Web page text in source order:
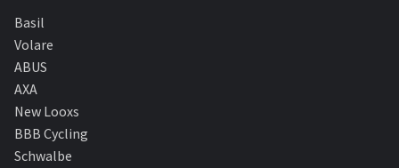
BBB Cycling
Schwalbe
Voltano
Shimano
Basil
Volare
ABUS
AXA
New Looxs
BBB Cycling
Schwalbe